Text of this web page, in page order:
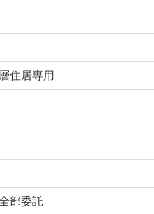
住居専用
部委託